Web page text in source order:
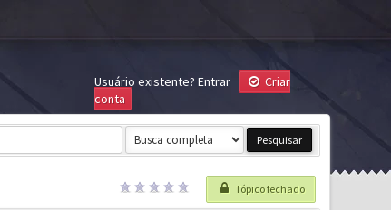
Usuário existente? Entrar
Criar
conta
Tópico fechado